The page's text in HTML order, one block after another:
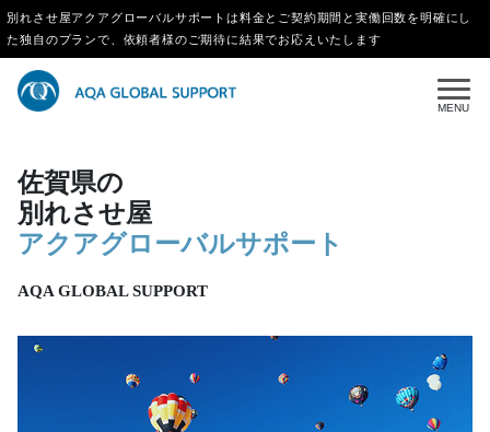
別れさせ屋アクアグローバルサポートは料金とご契約期間と実働回数を明確にし
た独自のプランで、依頼者様のご期待に結果でお応えいたします
MENU
佐賀県の
別れさせ屋
アクアグローバルサポート
AQA GLOBAL SUPPORT